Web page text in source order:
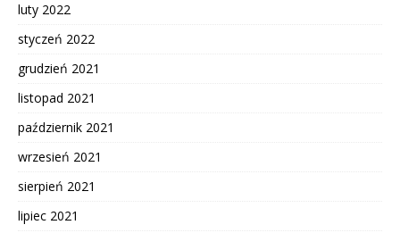
luty 2022
styczeń 2022
grudzień 2021
listopad 2021
październik 2021
wrzesień 2021
sierpień 2021
lipiec 2021